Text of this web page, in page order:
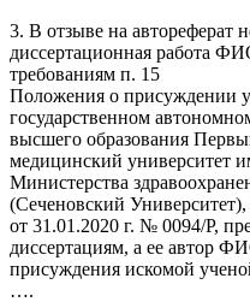
3. В отзыве на автореферат
диссертационная работа
требованиям п. 15
Положения о присуждении
государственном
высшего образования
медицинский университет
Министерства
(Сеченовский
от 31.01.2020 г. № 0094/Р,
диссертациям, а ее автор
присуждения искомой
….